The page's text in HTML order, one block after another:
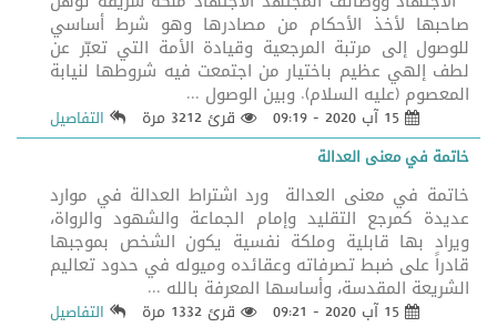
صاحبها لأخذ الأحكام من مصادرها وهو شرط أساسي
للوصول إلى مرتبة المرجعية وقيادة الأمة التي تعبّر عن
لطف إلهي عظيم باختيار من اجتمعت فيه شروطها لنيابة
المعصوم (عليه السلام). وبين الوصول ...
قرئ 3212 مرة
التفاصيل
خاتمة في معنى العدالة
خاتمة في معنى العدالة ورد اشتراط العدالة في موارد
عديدة كمرجع التقليد وإمام الجماعة والشهود والرواة،
ويراد بها قابلية وملكة نفسية يكون الشخص بموجبها
قادراً على ضبط تصرفاته وعقائده وميوله في حدود تعاليم
الشريعة المقدسة، وأساسها المعرفة بالله ...
قرئ 1332 مرة التفاصيل